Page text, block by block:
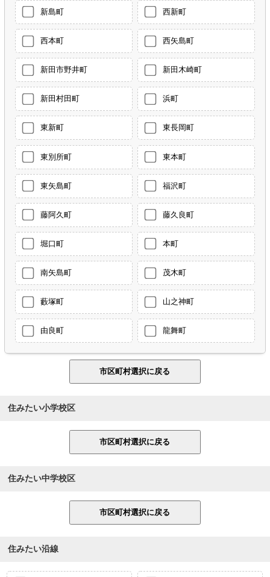
新島町 西新町
西本町 西矢島町
新田市野井町 新田木崎町
新田村田町 浜町
東新町 東長岡町
東別所町 東本町
東矢島町 福沢町
藤阿久町 藤久良町
堀口町 本町
南矢島町 茂木町
藪塚町 山之神町
由良町 龍舞町
住みたい小学校区
住みたい中学校区
住みたい沿線